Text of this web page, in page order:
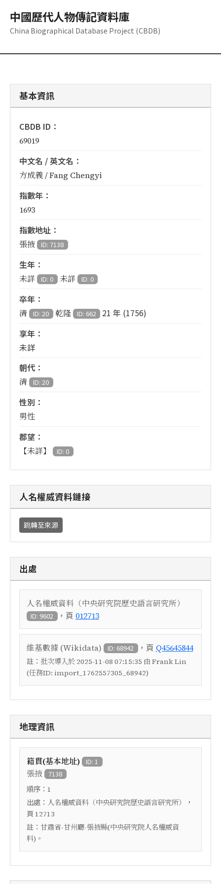
中國歷代人物傳記資料庫
China Biographical Database Project (CBDB)
基本資訊
CBDB ID：
69019
中文名 / 英文名：
方成義 / Fang Chengyi
指數年：
1693
指數地址：
張掖 ID: 7138
生年：
未詳 ID: 0 未詳 ID: 0
卒年：
清 ID: 20 乾隆 ID: 662
21 年 (1756)
享年：
未詳
朝代：
清 ID: 20
性別：
男性
郡望：
【未詳】 ID: 0
人名權威資料鏈接
跳轉至來源
出處
人名權威資料（中央研究院歷史語言研究所）
ID: 9602 ，頁 012713
維基數據 (Wikidata) ID: 68942 ，頁 Q45645844
註： 批次導入於 2025-11-08 07:15:35 由 Frank Lin
(任務ID: import_1762557305_68942)
地理資訊
籍貫(基本地址) ID: 1
張掖 7138
順序： 1
出處： 人名權威資料（中央研究院歷史語言研究所）
，
頁 12713
註： 甘肅省-甘州廳-張掖縣(中央研究院人名權威資
料)。